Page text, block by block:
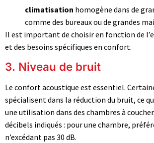
climatisation homogène dans de
comme des bureaux ou de grandes
Il est important de choisir en fonction de
et des besoins spécifiques en confort.
3. Niveau de bruit
Le confort acoustique est essentiel.
spécialisent dans la réduction du bruit, ce
une utilisation dans des chambres à
décibels indiqués : pour une chambre,
n’excédant pas 30 dB.